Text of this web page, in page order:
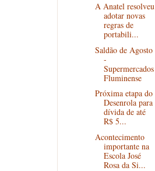
A Anatel resolveu
adotar novas
regras de
portabili...
Saldão de Agosto
-
Supermercados
Fluminense
Próxima etapa do
Desenrola para
dívida de até
R$ 5...
Acontecimento
importante na
Escola José
Rosa da Si...